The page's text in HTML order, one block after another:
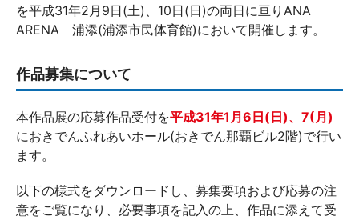
を平成31年2月9日(土)、10日(日)の両日に亘りANA
ARENA 浦添(浦添市民体育館)において開催します。
作品募集について
本作品展の応募作品受付を平成31年1月6日(日)、7(月)
におきでんふれあいホール(おきでん那覇ビル2階)で行い
ます。
以下の様式をダウンロードし、募集要項および応募の注
意をご覧になり、必要事項を記入の上、作品に添えて受